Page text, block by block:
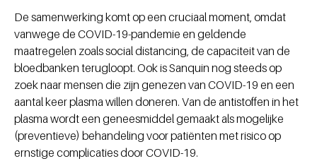
De samenwerking komt op een cruciaal moment, omdat
vanwege de COVID-19-pandemie en geldende
maatregelen zoals social distancing, de capaciteit van de
bloedbanken terugloopt. Ook is Sanquin nog steeds op
zoek naar mensen die zijn genezen van COVID-19 en een
aantal keer plasma willen doneren. Van de antistoffen in het
plasma wordt een geneesmiddel gemaakt als mogelijke
(preventieve) behandeling voor patiënten met risico op
ernstige complicaties door COVID-19.